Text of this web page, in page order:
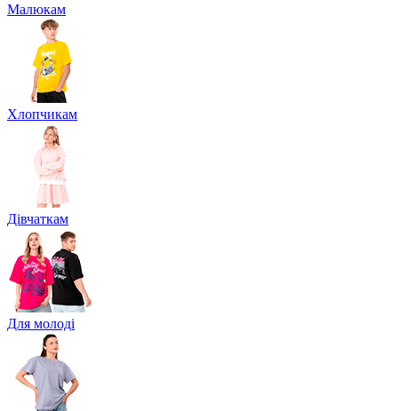
Малюкам
Хлопчикам
Дівчаткам
Для молоді